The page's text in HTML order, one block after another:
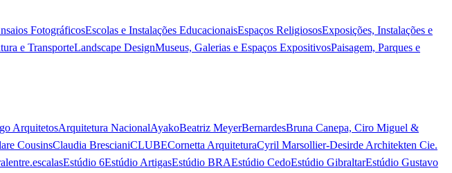
FotográficosEscolas e Instalações EducacionaisEspaços ReligiososExposições, Instalações e
e TransporteLandscape DesignMuseus, Galerias e Espaços ExpositivosPaisagem, Parques e
ArquitetosArquitetura NacionalAyakoBeatriz MeyerBernardesBruna Canepa, Ciro Miguel &
CousinsClaudia BrescianiCLUBECornetta ArquiteturaCyril Marsollier-Desirde Architekten Cie.
entre.escalasEstúdio 6Estúdio ArtigasEstúdio BRAEstúdio CedoEstúdio GibraltarEstúdio Gustavo